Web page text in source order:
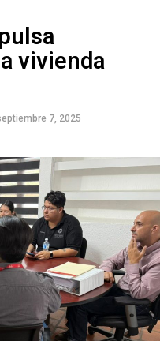
vivienda
7, 2025